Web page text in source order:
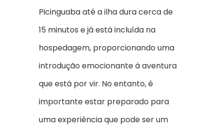
Picinguaba até a ilha dura cerca de
15 minutos e já está incluída na
hospedagem, proporcionando uma
introdução emocionante à aventura
que está por vir. No entanto, é
importante estar preparado para
uma experiência que pode ser um